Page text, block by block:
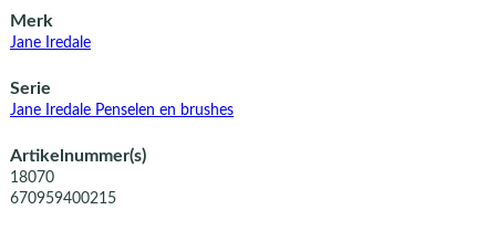
Merk
Jane Iredale
Serie
Jane Iredale Penselen en brushes
Artikelnummer(s)
18070
670959400215